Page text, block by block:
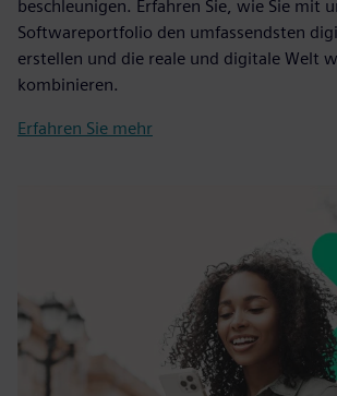
beschleunigen. Erfahren Sie, wie Sie mit
Softwareportfolio den umfassendsten
erstellen und die reale und digitale Welt
kombinieren.
Erfahren Sie mehr